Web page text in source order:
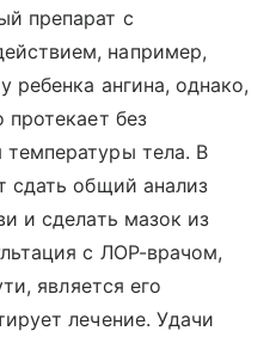
препарат с
например,
ребенка ангина, однако,
протекает без
тела. В
сдать общий анализ
и сделать мазок из
с ЛОР-врачом,
является его
лечение. Удачи